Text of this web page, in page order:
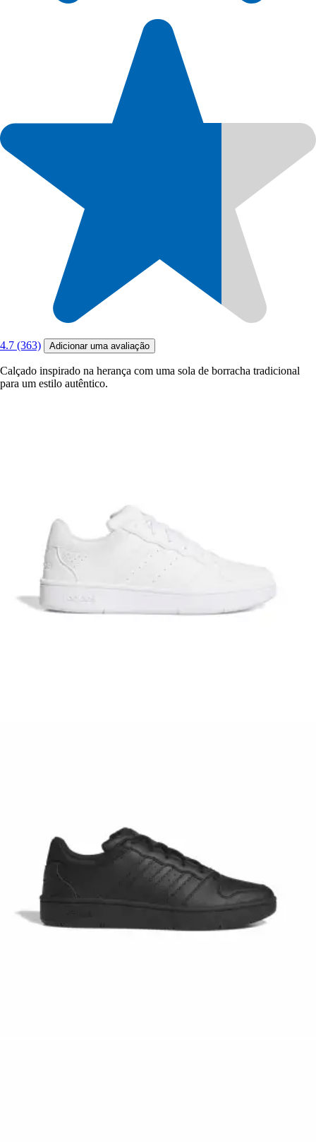
4.7 (363) Adicionar uma avaliação
Calçado inspirado na herança com uma sola de borracha tradicional
para um estilo autêntico.